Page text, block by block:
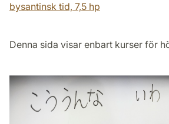
bysantinsk tid, 7,5 hp
Denna sida visar enbart kurser för